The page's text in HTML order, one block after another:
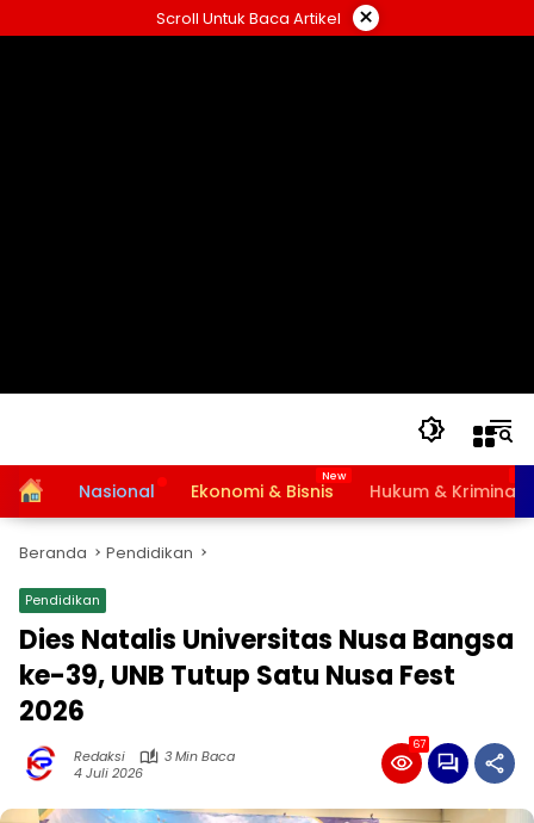
ke
Scroll Untuk Baca Artikel ×
HomeNasional Ekonomi & Bisnis Hukum & Kriminal
Beranda Pendidikan
Pendidikan
Dies Natalis Universitas Nusa Bangsa
ke-39, UNB Tutup Satu Nusa Fest
2026
Redaksi
3 Min Baca
4 Juli 2026
67